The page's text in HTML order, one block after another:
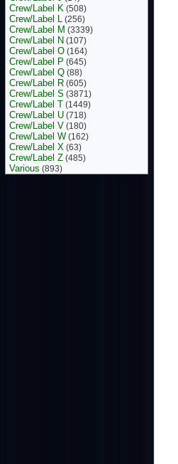
Crew/Label K (508)
Crew/Label L (256)
Crew/Label M (3339)
Crew/Label N (107)
Crew/Label O (164)
Crew/Label P (645)
Crew/Label Q (88)
Crew/Label R (605)
Crew/Label S (3871)
Crew/Label T (1449)
Crew/Label U (718)
Crew/Label V (180)
Crew/Label W (162)
Crew/Label X (63)
Crew/Label Z (485)
Various (893)